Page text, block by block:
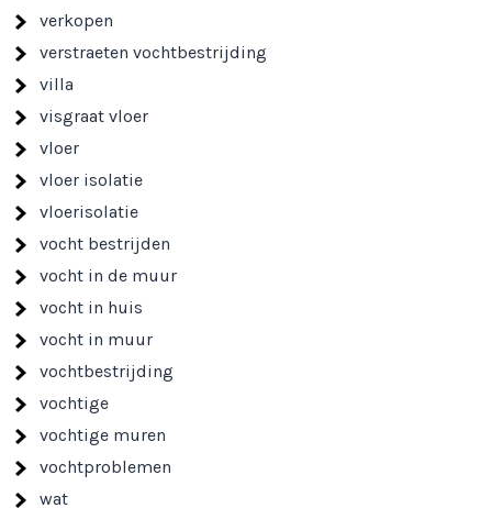
verkopen
verstraeten vochtbestrijding
villa
visgraat vloer
vloer
vloer isolatie
vloerisolatie
vocht bestrijden
vocht in de muur
vocht in huis
vocht in muur
vochtbestrijding
vochtige
vochtige muren
vochtproblemen
wat